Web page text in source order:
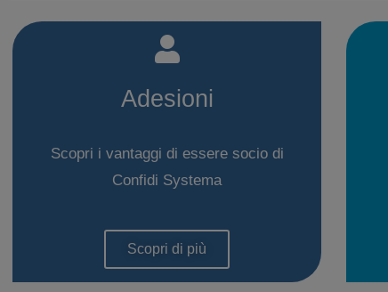
Adesioni
Scopri i vantaggi di essere socio di
Confidi Systema
Scopri di più